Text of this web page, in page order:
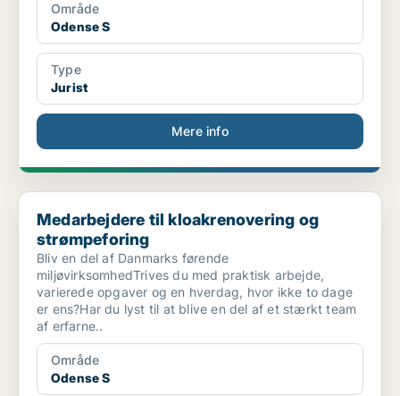
Område
Odense S
Type
Jurist
Mere info
Medarbejdere til kloakrenovering og strømpeforing
Medarbejdere til kloakrenovering og
strømpeforing
Bliv en del af Danmarks førende
miljøvirksomhedTrives du med praktisk arbejde,
varierede opgaver og en hverdag, hvor ikke to dage
er ens?Har du lyst til at blive en del af et stærkt team
af erfarne..
Område
Odense S